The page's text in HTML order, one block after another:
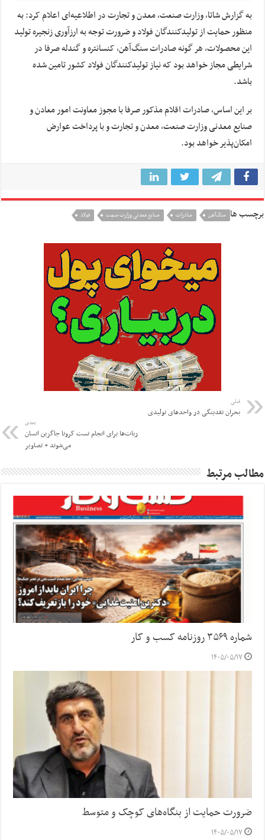
به گزارش شاتا، وزارت صنعت، معدن و تجارت در اطلاعیه‌ای اعلام کرد: به
منظور حمایت از تولیدکنندگان فولاد و ضرورت توجه به ارزآوری زنجیره تولید
این محصولات، هر گونه صادرات سنگ‌آهن، کنسانتره و گندله صرفا در
شرایطی مجاز خواهد بود که نیاز تولیدکنندگان فولاد کشور تامین شده
باشد.
بر این اساس، صادرات اقلام مذکور صرفا با مجوز معاونت امور معادن و
صنایع معدنی وزارت صنعت، معدن و تجارت و با پرداخت عوارض
امکان‌پذیر خواهد بود.
برچسب ها سنگ‌آهن صادرات صنایع معدنی وزارت صمت فولاد
قبلی
بحران نقدینگی در واحدهای تولیدی
بعدی
ربات‌ها برای انجام تست کرونا جاگزین انسان
می‌شوند + تصاویر
مطالب مرتبط
شماره ۳۵۶۹ روزنامه کسب و کار
۱۴۰۵/۰۵/۱۷
ضرورت حمایت از بنگاه‌های کوچک و متوسط
۱۴۰۵/۰۵/۱۷